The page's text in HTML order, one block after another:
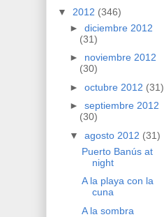
▼ 2012 (346)
► diciembre 2012
(31)
► noviembre 2012
(30)
► octubre 2012 (31)
► septiembre 2012
(30)
▼ agosto 2012 (31)
Puerto Banús at
night
A la playa con la
cuna
A la sombra